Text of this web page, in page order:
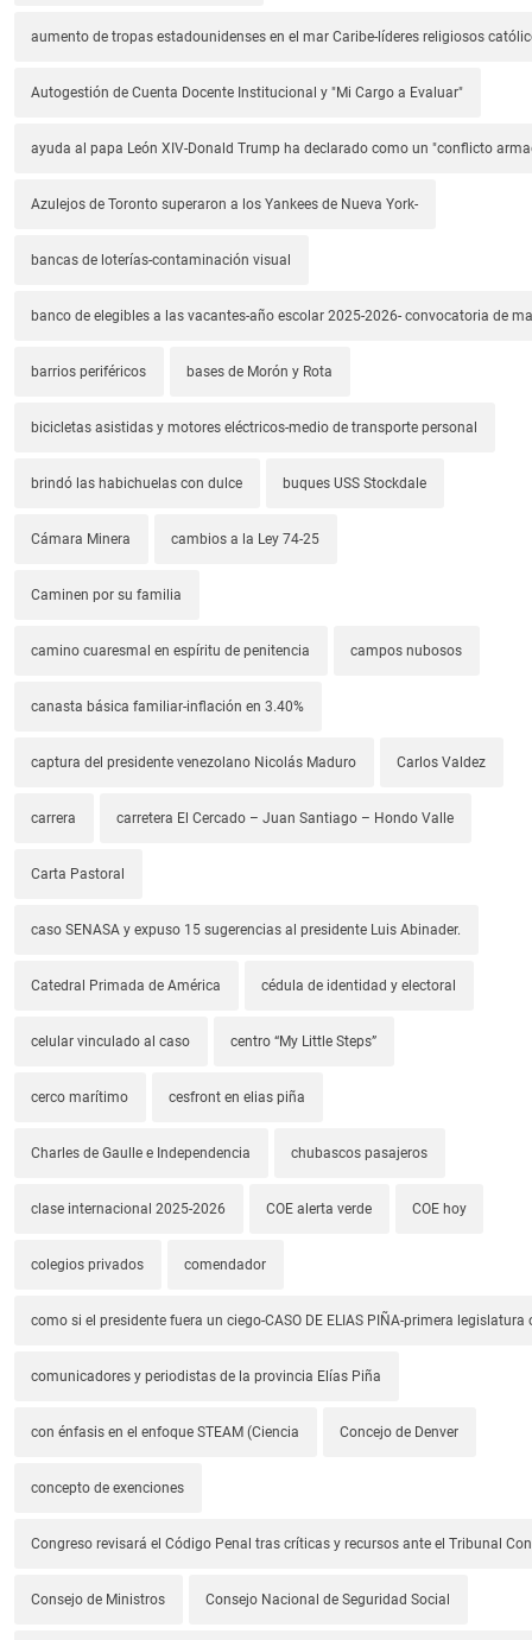
aumento de tropas estadounidenses en el mar Caribe-líderes religiosos
Autogestión de Cuenta Docente Institucional y "Mi Cargo a Evaluar"
ayuda al papa León XIV-Donald Trump ha declarado como un "conflicto
Azulejos de Toronto superaron a los Yankees de Nueva York-
bancas de loterías-contaminación visual
banco de elegibles a las vacantes-año escolar 2025-2026- convocatoria de
barrios periféricos bases de Morón y Rota
bicicletas asistidas y motores eléctricos-medio de transporte personal
brindó las habichuelas con dulce buques USS Stockdale
Cámara Minera cambios a la Ley 74-25
Caminen por su familia
camino cuaresmal en espíritu de penitencia campos nubosos
canasta básica familiar-inflación en 3.40%
captura del presidente venezolano Nicolás Maduro Carlos Valdez
carrera carretera El Cercado – Juan Santiago – Hondo Valle
Carta Pastoral
caso SENASA y expuso 15 sugerencias al presidente Luis Abinader.
Catedral Primada de América cédula de identidad y electoral
celular vinculado al caso centro “My Little Steps”
cerco marítimo cesfront en elias piña
Charles de Gaulle e Independencia chubascos pasajeros
clase internacional 2025-2026 COE alerta verde COE hoy
colegios privados comendador
como si el presidente fuera un ciego-CASO DE ELIAS PIÑA-primera legislatura
comunicadores y periodistas de la provincia Elías Piña
con énfasis en el enfoque STEAM (Ciencia Concejo de Denver
concepto de exenciones
Congreso revisará el Código Penal tras críticas y recursos ante el Tribunal
Consejo de Ministros Consejo Nacional de Seguridad Social